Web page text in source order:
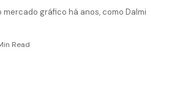
gráfico há anos, como Dalmi
Read